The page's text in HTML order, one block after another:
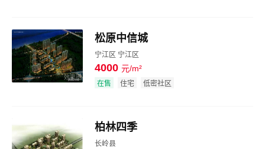
效果图
松原中信城
宁江区 宁江区
4000 元/m²
在售 住宅 低密社区
柏林四季
长岭县